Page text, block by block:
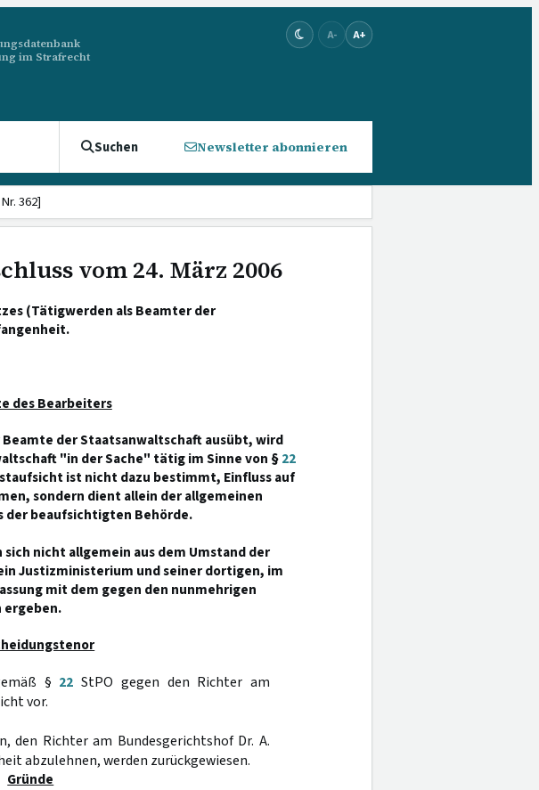
im Strafrecht
A- A+
Suchen Newsletter abonnieren
362]
vom 24. März 2006
(Tätigwerden als Beamter der
des Bearbeiters
der Staatsanwaltschaft ausübt, wird
"in der Sache" tätig im Sinne von §22
ist nicht dazu bestimmt, Einfluss auf
sondern dient allein der allgemeinen
der beaufsichtigten Behörde.
nicht allgemein aus dem Umstand der
Justizministerium und seiner dortigen, im
mit dem gegen den nunmehrigen
§ 22 StPO gegen den Richter am
vor.
den Richter am Bundesgerichtshof Dr. A.
abzulehnen, werden zurückgewiesen.
Gründe